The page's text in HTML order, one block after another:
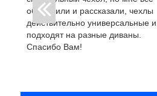
объяснили и рассказали, чехлы
действительно универсальные и
подходят на разные диваны.
Спасибо Вам!